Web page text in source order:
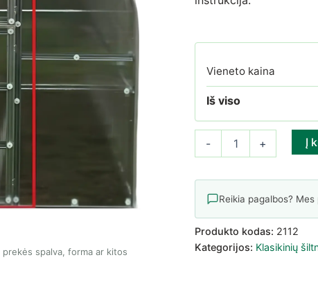
spalva, forma ar kitos
Vieneto kaina
Iš viso
-
produkto kiekis:
+ Į
Reikia pagalbos? Mes
Produkto kodas: 2112
Kategorijos: Klasikinių